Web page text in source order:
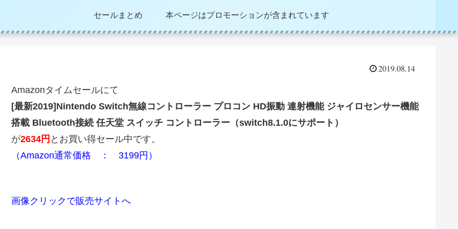
セールまとめ 本ページはプロモーションが含まれています
2019.08.14
Amazonタイムセールにて
[最新2019]Nintendo Switch無線コントローラー プロコン HD振動 連射機能 ジャイロセンサー機能
搭載 Bluetooth接続 任天堂 スイッチ コントローラー（switch8.1.0にサポート）
が2634円 とお買い得セール中です。
（Amazon通常価格 ： 3199円）
画像クリックで販売サイトへ